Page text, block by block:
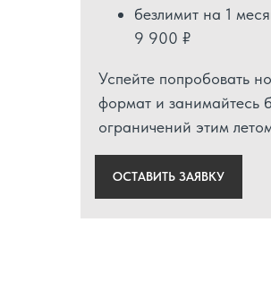
безлимит на 1
9 900 ₽
Успейте попробовать
формат и занимайтесь
ограничений этим
ОСТАВИТЬ ЗАЯВКУ